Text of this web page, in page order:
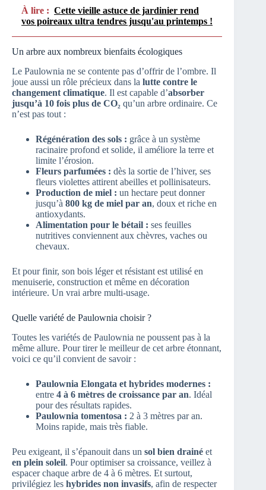
À lire : Cette vieille astuce de jardinier rend
vos poireaux ultra tendres jusqu'au printemps !
Un arbre aux nombreux bienfaits écologiques
Le Paulownia ne se contente pas d’offrir de l’ombre. Il
joue aussi un rôle précieux dans la lutte contre le
changement climatique. Il est capable d’absorber
jusqu’à 10 fois plus de CO₂ qu’un arbre ordinaire. Ce
n’est pas tout :
Régénération des sols : grâce à un système
racinaire profond et solide, il améliore la terre et
limite l’érosion.
Fleurs parfumées : dès la sortie de l’hiver, ses
fleurs violettes attirent abeilles et pollinisateurs.
Production de miel : un hectare peut donner
jusqu’à 800 kg de miel par an, doux et riche en
antioxydants.
Alimentation pour le bétail : ses feuilles
nutritives conviennent aux chèvres, vaches ou
chevaux.
Et pour finir, son bois léger et résistant est utilisé en
menuiserie, construction et même en décoration
intérieure. Un vrai arbre multi-usage.
Quelle variété de Paulownia choisir ?
Toutes les variétés de Paulownia ne poussent pas à la
même allure. Pour tirer le meilleur de cet arbre étonnant,
voici ce qu’il convient de savoir :
Paulownia Elongata et hybrides modernes :
entre 4 à 6 mètres de croissance par an. Idéal
pour des résultats rapides.
Paulownia tomentosa : 2 à 3 mètres par an.
Moins rapide, mais très fiable.
Peu exigeant, il s’épanouit dans un sol bien drainé et
en plein soleil. Pour optimiser sa croissance, veillez à
espacer chaque arbre de 4 à 6 mètres. Et surtout,
privilégiez les hybrides non invasifs, afin de respecter